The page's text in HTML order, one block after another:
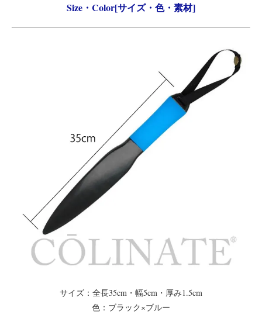
Size・Color[サイズ・色・素材]
サイズ：全長35cm・幅5cm・厚み1.5cm
色：ブラック×ブルー